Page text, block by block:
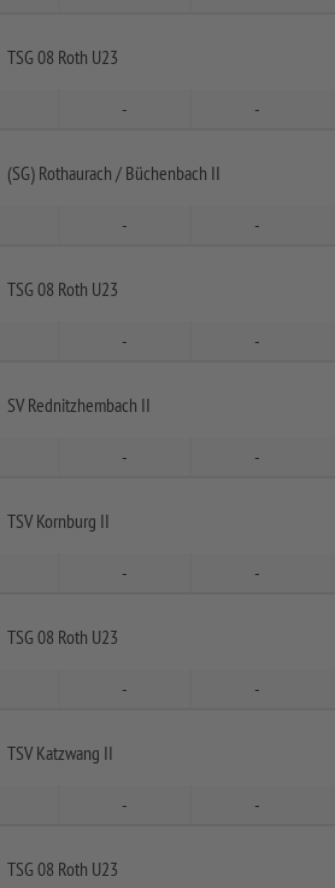
TSG 08 Roth U23
- -
(SG) Rothaurach / Büchenbach II
- -
TSG 08 Roth U23
- -
SV Rednitzhembach II
- -
TSV Kornburg II
- -
TSG 08 Roth U23
- -
TSV Katzwang II
- -
TSG 08 Roth U23